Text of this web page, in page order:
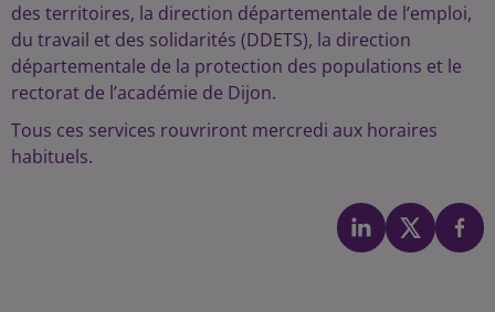
des territoires, la direction départementale de l’emploi,
du travail et des solidarités (DDETS), la direction
départementale de la protection des populations et le
rectorat de l’académie de Dijon.
Tous ces services rouvriront mercredi aux horaires
habituels.